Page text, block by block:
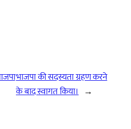
भाजपा की सदस्यता ग्रहण करने
के बाद स्वागत किया। →